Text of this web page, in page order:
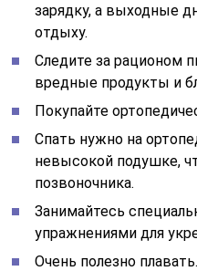
зарядку, а выходные
отдыху.
Следите за рационом
вредные продукты и
Покупайте
Спать нужно на
невысокой подушке,
позвоночника.
Занимайтесь
упражнениями для
Очень полезно плавать.